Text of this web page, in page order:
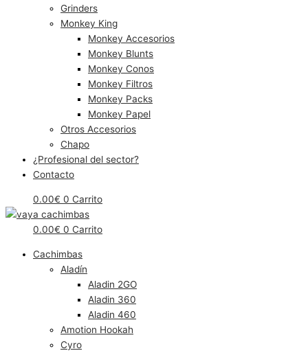
Grinders
Monkey King
Monkey Accesorios
Monkey Blunts
Monkey Conos
Monkey Filtros
Monkey Packs
Monkey Papel
Otros Accesorios
Chapo
¿Profesional del sector?
Contacto
0.00€ 0 Carrito
0.00€ 0 Carrito
Cachimbas
Aladín
Aladin 2GO
Aladin 360
Aladin 460
Amotion Hookah
Cyro